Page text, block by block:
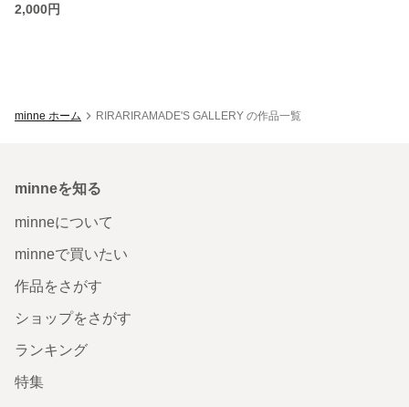
2,000円
minne ホーム RIRARIRAMADE'S GALLERY の作品一覧
minneを知る
minneについて
minneで買いたい
作品をさがす
ショップをさがす
ランキング
特集